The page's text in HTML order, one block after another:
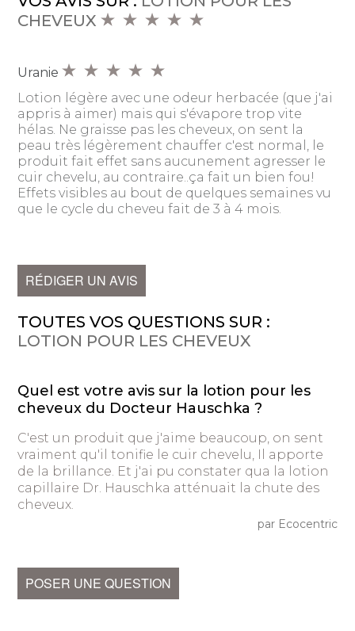
CHEVEUX
Uranie
Lotion légère avec une odeur herbacée (que j'ai
appris à aimer) mais qui s'évapore trop vite
hélas. Ne graisse pas les cheveux, on sent la
peau très légèrement chauffer c'est normal, le
produit fait effet sans aucunement agresser le
cuir chevelu, au contraire..ça fait un bien fou!
Effets visibles au bout de quelques semaines vu
que le cycle du cheveu fait de 3 à 4 mois.
RÉDIGER UN AVIS
TOUTES VOS QUESTIONS SUR :
LOTION POUR LES CHEVEUX
Quel est votre avis sur la lotion pour les
cheveux du Docteur Hauschka ?
C'est un produit que j'aime beaucoup, on sent
vraiment qu'il tonifie le cuir chevelu, Il apporte
de la brillance. Et j'ai pu constater qua la lotion
capillaire Dr. Hauschka atténuait la chute des
cheveux.
par Ecocentric
POSER UNE QUESTION